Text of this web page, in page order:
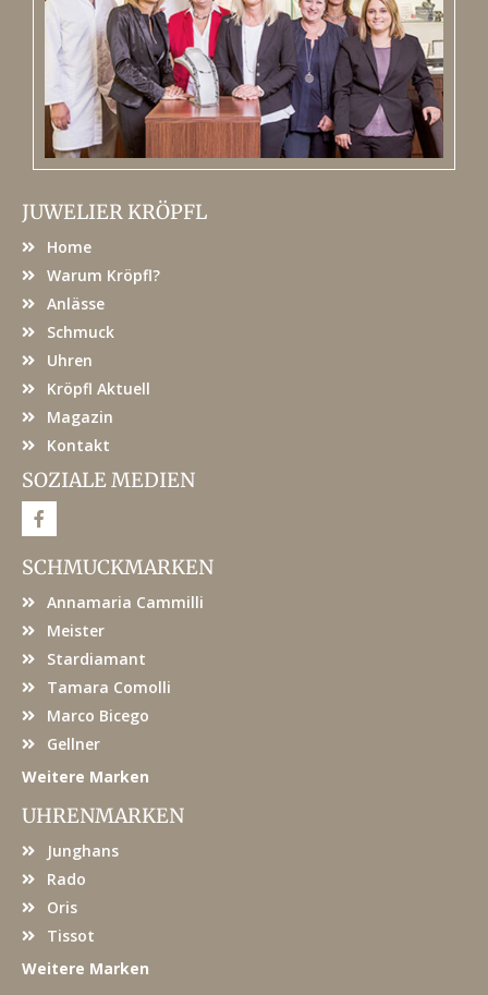
JUWELIER KRÖPFL
Home
Warum Kröpfl?
Anlässe
Schmuck
Uhren
Kröpfl Aktuell
Magazin
Kontakt
SOZIALE MEDIEN
F
a
e
b
o
SCHMUCKMARKEN
Annamaria Cammilli
Meister
Stardiamant
Tamara Comolli
Marco Bicego
Gellner
Weitere Marken
UHRENMARKEN
Junghans
Rado
Oris
Tissot
Weitere Marken